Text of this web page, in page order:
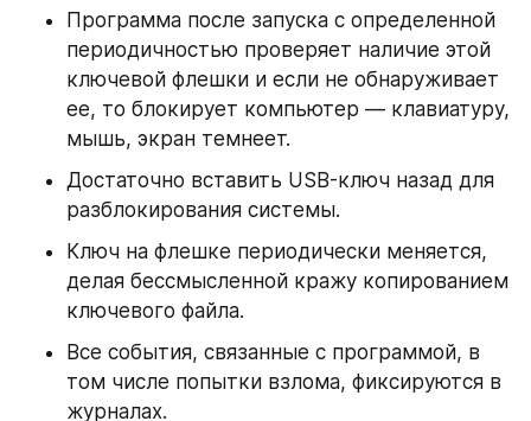
Программа после запуска с определенной
периодичностью проверяет наличие этой
ключевой флешки и если не обнаруживает
ее, то блокирует компьютер — клавиатуру,
мышь, экран темнеет.
Достаточно вставить USB-ключ назад для
разблокирования системы.
Ключ на флешке периодически меняется,
делая бессмысленной кражу копированием
ключевого файла.
Все события, связанные с программой, в
том числе попытки взлома, фиксируются в
журналах.